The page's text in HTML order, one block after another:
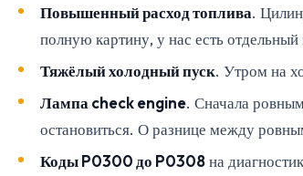
Повышенный расход топлива.
полную картину, у нас есть
Тяжёлый холодный пуск. Утром на
Лампа check engine. Сначала
остановиться. О разнице между
Коды P0300 до P0308на